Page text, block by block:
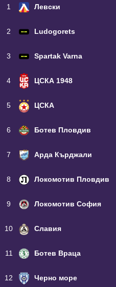
1 Левски
2 Ludogorets
3 Spartak Varna
4 ЦСКА 1948
5 ЦСКА
6 Ботев Пловдив
7 Арда Кърджали
8 Локомотив Пловдив
9 Локомотив София
10 Славия
11 Ботев Враца
12 Черно море